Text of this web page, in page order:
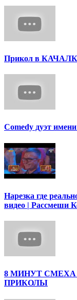
Прикол в
Сomedy дуэт
Нарезка где
видео |
8 МИНУТ
ПРИКОЛЫ